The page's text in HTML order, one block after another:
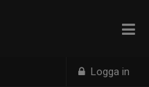
Logga in